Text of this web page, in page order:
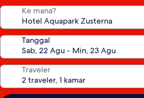
Ke mana?
Tanggal
Traveler